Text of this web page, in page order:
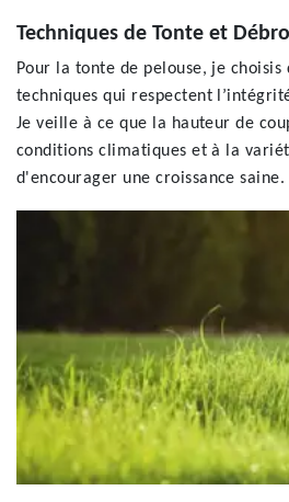
Techniques de Tonte et
Pour la tonte de pelouse, je choisis
techniques qui respectent
Je veille à ce que la hauteur de
conditions climatiques et à la
d'encourager une croissance saine.